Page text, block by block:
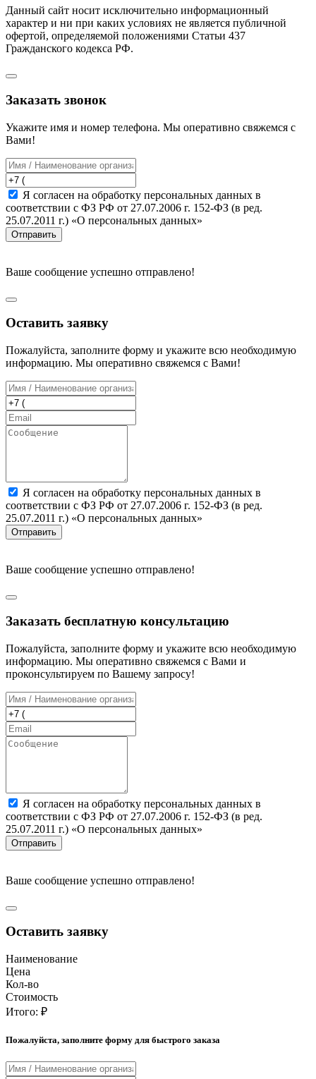
Данный сайт носит исключительно информационный
характер и ни при каких условиях не является публичной
офертой, определяемой положениями Статьи 437
Гражданского кодекса РФ.
Заказать звонок
Укажите имя и номер телефона. Мы оперативно свяжемся с
Вами!
Я согласен на обработку персональных данных в
соответствии с ФЗ РФ от 27.07.2006 г. 152-ФЗ (в ред.
25.07.2011 г.) «О персональных данных»
Отправить
Ваше сообщение успешно отправлено!
Оставить заявку
Пожалуйста, заполните форму и укажите всю необходимую
информацию. Мы оперативно свяжемся с Вами!
Я согласен на обработку персональных данных в
соответствии с ФЗ РФ от 27.07.2006 г. 152-ФЗ (в ред.
25.07.2011 г.) «О персональных данных»
Отправить
Ваше сообщение успешно отправлено!
Заказать бесплатную консультацию
Пожалуйста, заполните форму и укажите всю необходимую
информацию. Мы оперативно свяжемся с Вами и
проконсультируем по Вашему запросу!
Я согласен на обработку персональных данных в
соответствии с ФЗ РФ от 27.07.2006 г. 152-ФЗ (в ред.
25.07.2011 г.) «О персональных данных»
Отправить
Ваше сообщение успешно отправлено!
Оставить заявку
Наименование
Цена
Кол-во
Стоимость
Итого: ₽
Пожалуйста, заполните форму для быстрого заказа